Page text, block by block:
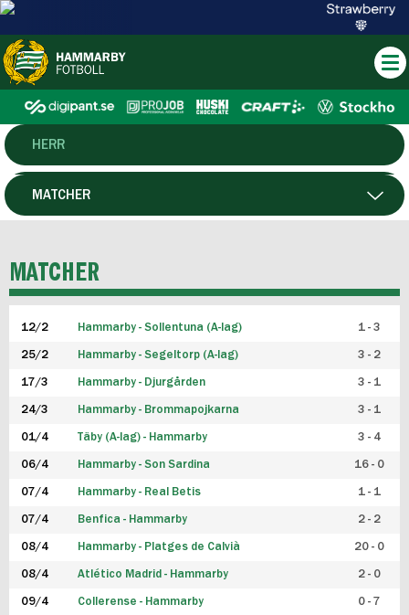
HERR
DAM
P19
F19
FUTSAL HERR
FUTSAL DAM
MATCHER
MATCHER
12/2 Hammarby - Sollentuna (A-lag) 1 - 3
25/2 Hammarby - Segeltorp (A-lag) 3 - 2
17/3 Hammarby - Djurgården 3 - 1
24/3 Hammarby - Brommapojkarna 3 - 1
01/4 Täby (A-lag) - Hammarby 3 - 4
06/4 Hammarby - Son Sardina 16 - 0
07/4 Hammarby - Real Betis 1 - 1
07/4 Benfica - Hammarby 2 - 2
08/4 Hammarby - Platges de Calvià 20 - 0
08/4 Atlético Madrid - Hammarby 2 - 0
09/4 Collerense - Hammarby 0 - 7